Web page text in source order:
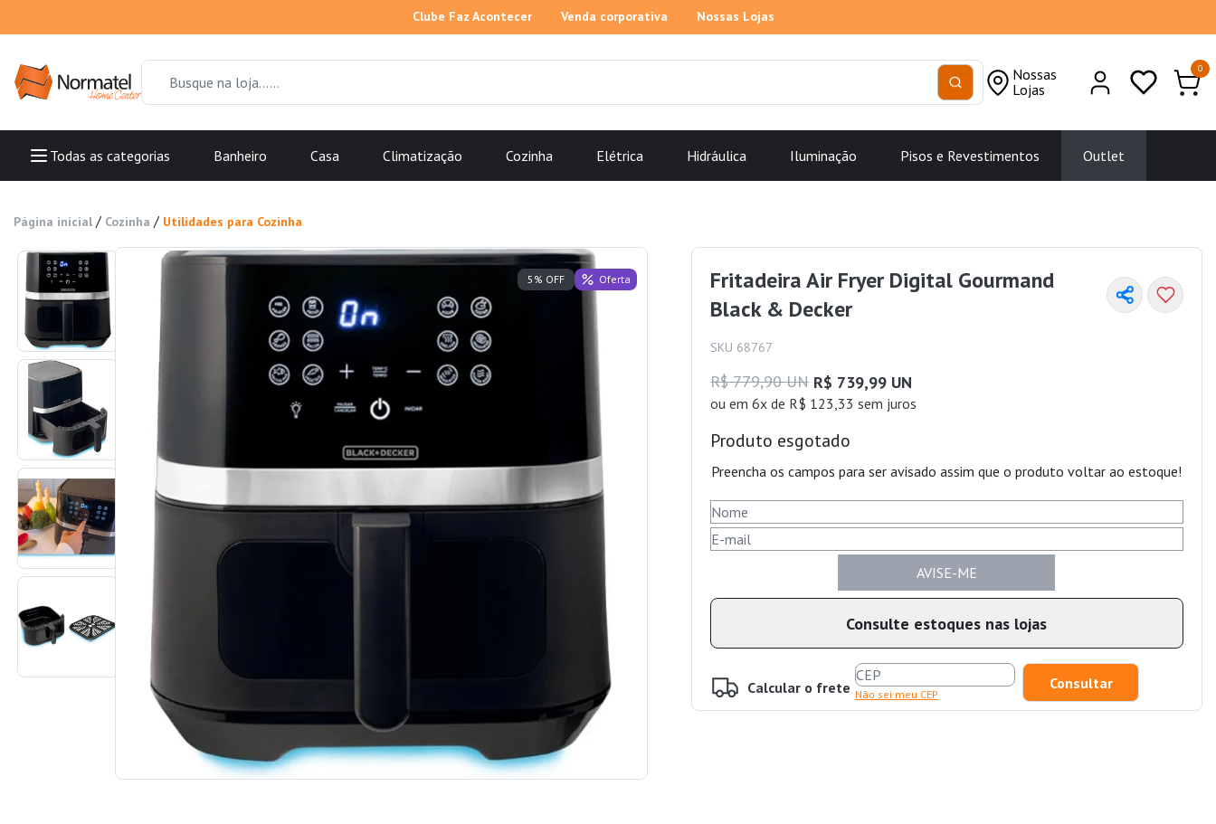
Clube Faz Acontecer Venda corporativa Nossas Lojas
Nossas
Lojas
0
Todas as categorias Banheiro Casa Climatização Cozinha Elétrica Hidráulica Iluminação Pisos e Revestimentos Outlet
Página inicial / Cozinha / Utilidades para Cozinha
5% OFF Oferta
Fritadeira Air Fryer Digital Gourmand
Black & Decker
SKU 68767
R$ 779,90 UN R$ 739,99 UN
ou em 6x de R$ 123,33 sem juros
Produto esgotado
Preencha os campos para ser avisado assim que o produto voltar ao estoque!
AVISE-ME
Consulte estoques nas lojas
Calcular o frete Não sei meu CEP